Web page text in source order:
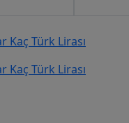
Kaç Türk Lirası
Kaç Türk Lirası